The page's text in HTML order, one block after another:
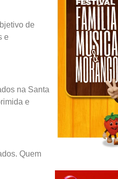
de
e
na Santa
e
Quem